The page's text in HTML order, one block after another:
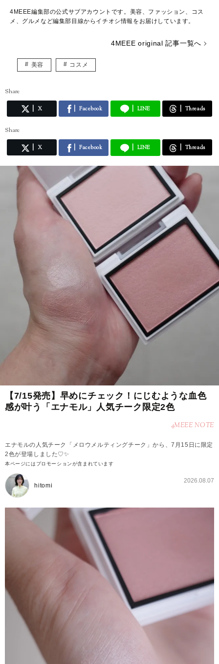
4MEEE編集部の公式サブアカウントです。美容、ファッション、コス
メ、グルメなど編集部目線からイチオシ情報をお届けしています。
4MEEE original 記事一覧へ
美容 コスメ
Share
X Facebook LINE Threads
Share
X Facebook LINE Threads
【7/15発売】早めにチェック！にじむような血色
感が叶う「エナモル」人気チーク限定2色
4MEEE NOTE
エナモルの人気チーク「メロウメルティングチーク」から、7月15日に限定
2色が登場しました♡✨
本ページにはプロモーションが含まれています
hitomi
2026.08.07